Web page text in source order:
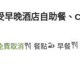
早晚酒店自助餐、
費取消 餐點 早餐